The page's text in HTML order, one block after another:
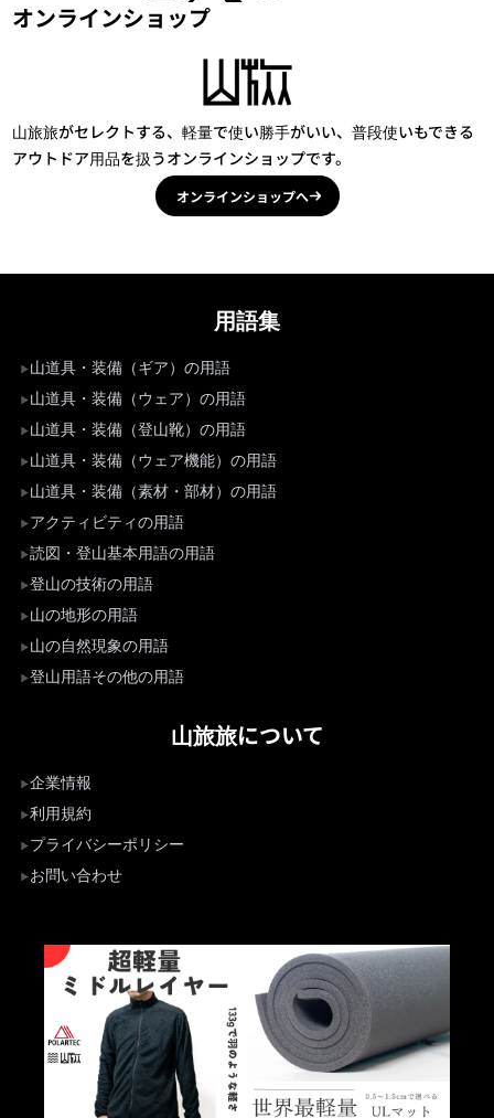
オンラインショップ
山旅旅がセレクトする、軽量で使い勝手がいい、普段使いもできる
アウトドア用品を扱うオンラインショップです。
オンラインショップへ
用語集
山道具・装備（ギア）の用語
山道具・装備（ウェア）の用語
山道具・装備（登山靴）の用語
山道具・装備（ウェア機能）の用語
山道具・装備（素材・部材）の用語
アクティビティの用語
読図・登山基本用語の用語
登山の技術の用語
山の地形の用語
山の自然現象の用語
登山用語その他の用語
山旅旅について
企業情報
利用規約
プライバシーポリシー
お問い合わせ